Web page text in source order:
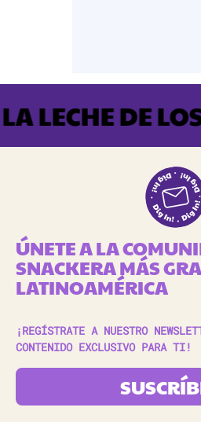
DE LOS
ÚNETE A LA
SNACKERA MÁS
LATINOAMÉRICA
¡REGÍSTRATE A NUESTRO
CONTENIDO EXCLUSIVO PARA TI!